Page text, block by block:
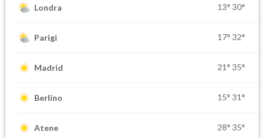
Londra 13° 30°
Parigi 17° 32°
Madrid 21° 35°
Berlino 15° 31°
Atene 28° 35°